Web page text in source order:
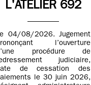
L'ATELIER 692
04/08/2026. Jugement
l’ouverture
procédure de
judiciaire,
de cessation des
le 30 juin 2026,